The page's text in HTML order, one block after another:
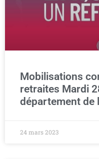
Mobilisations
retraites Mardi
département de
24 mars 2023